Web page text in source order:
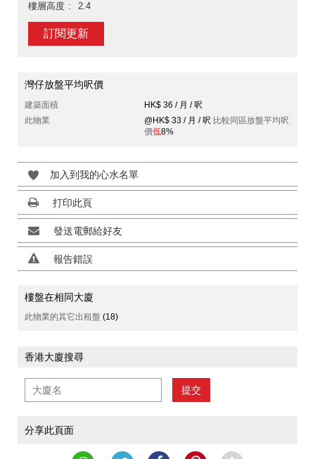
樓層高度
2.4
訂閱更新
灣仔放盤平均呎價
建築面積
HK$ 36 / 月 / 呎
此物業
@HK$ 33 / 月 / 呎 比較同區放盤平均呎
價低8%
加入到我的心水名單
打印此頁
發送電郵給好友
報告錯誤
樓盤在相同大廈
此物業的其它出租盤 (18)
香港大廈搜尋
提交
分享此頁面